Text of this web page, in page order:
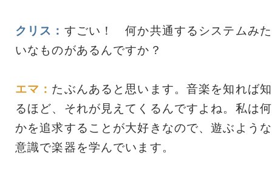
クリス： すごい！ 何か共通するシステムみた
いなものがあるんですか？
エマ： たぶんあると思います。音楽を知れば知
るほど、それが見えてくるんですよね。私は何
かを追求することが大好きなので、遊ぶような
意識で楽器を学んでいます。